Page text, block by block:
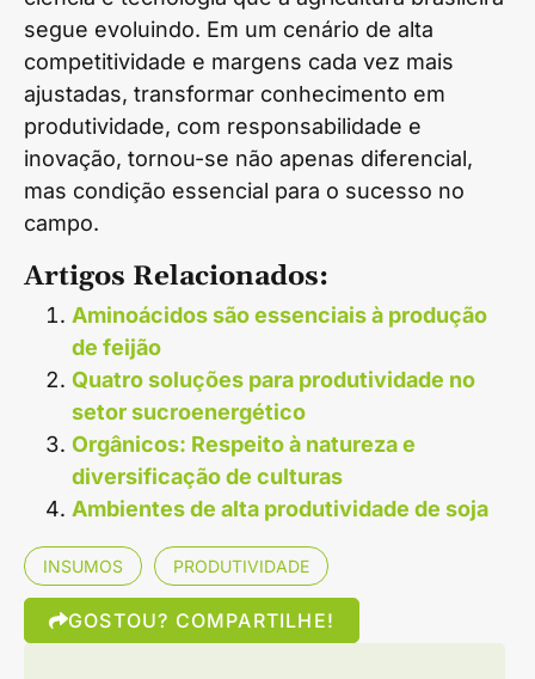
segue evoluindo. Em um cenário de alta
competitividade e margens cada vez mais
ajustadas, transformar conhecimento em
produtividade, com responsabilidade e
inovação, tornou-se não apenas diferencial,
mas condição essencial para o sucesso no
campo.
Artigos Relacionados:
Aminoácidos são essenciais à produção
de feijão
Quatro soluções para produtividade no
setor sucroenergético
Orgânicos: Respeito à natureza e
diversificação de culturas
Ambientes de alta produtividade de soja
INSUMOS PRODUTIVIDADE
GOSTOU? COMPARTILHE!